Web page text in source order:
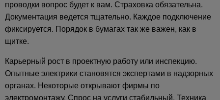
проводки вопрос будет к вам. Страховка обязательна.
Документация ведется тщательно. Каждое подключение
фиксируется. Порядок в бумагах так же важен, как в
щитке.
Карьерный рост в проектную работу или инспекцию.
Опытные электрики становятся экспертами в надзорных
органах. Некоторые открывают фирмы по
электромонтажу. Спрос на услуги стабильный. Техника